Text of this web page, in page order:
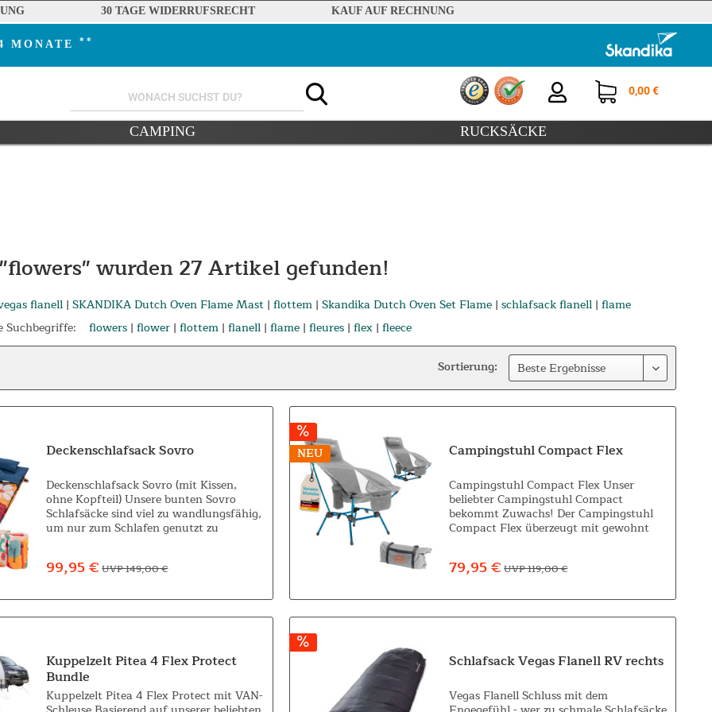
30 TAGE WIDERRUFSRECHT KAUF AUF RECHNUNG
MONATE **
0,00 €
CAMPING RUCKSÄCKE
wurden27Artikel gefunden!
flanell | SKANDIKA Dutch Oven Flame Mast | flottem | Skandika Dutch Oven Set Flame | schlafsack flanell | flame
Suchbegriffe:
flowers| flower| flottem| flanell| flame| fleures| flex| fleece
Sortierung:
Deckenschlafsack Sovro
Deckenschlafsack Sovro (mit Kissen,
ohne Kopfteil) Unsere bunten Sovro
Schlafsäcke sind viel zu wandlungsfähig,
um nur zum Schlafen genutzt zu
Spaß in...
99,95 € UVP 149,00 €
NEU Campingstuhl Compact Flex
Campingstuhl Compact Flex Unser
beliebter Campingstuhl Compact
bekommt Zuwachs! Der Campingstuhl
Compact Flex überzeugt mit gewohnt
aufgebaut. Darüber hinaus...
79,95 € UVP 119,00 €
Kuppelzelt Pitea 4 Flex Protect
Bundle
Kuppelzelt Pitea 4 Flex Protect mit VAN-
Schlafsack Vegas Flanell RV rechts
Vegas Flanell Schluss mit dem